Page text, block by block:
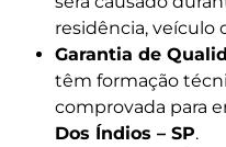
residência, veículo
Garantia de
têm formação
comprovada para
Dos Índios – SP.